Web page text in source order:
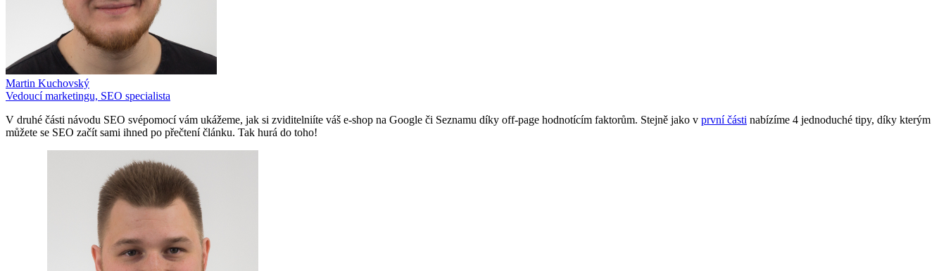
Martin Kuchovský
Vedoucí marketingu, SEO specialista
V druhé části návodu SEO svépomocí vám ukážeme, jak si zviditelniíte váš e-shop na Google či Seznamu díky off-page hodnotícím faktorům. Stejně jako v první části nabízíme 4 jednoduché tipy, díky kterým
můžete se SEO začít sami ihned po přečtení článku. Tak hurá do toho!